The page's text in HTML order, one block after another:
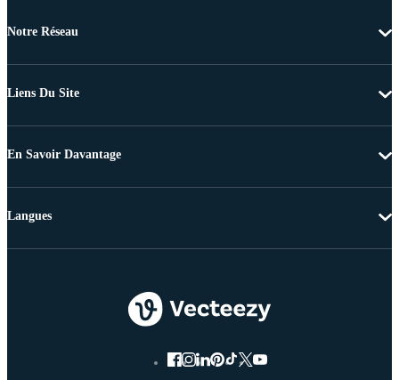
Notre Réseau
Liens Du Site
En Savoir Davantage
Langues